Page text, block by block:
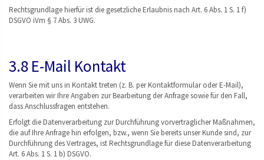
Rechtsgrundlage hierfür ist die gesetzliche Erlaubnis nach Art. 6 Abs. 1 S. 1 f)
DSGVO iVm § 7 Abs. 3 UWG.
3.8 E-Mail Kontakt
Wenn Sie mit uns in Kontakt treten (z. B. per Kontaktformular oder E-Mail),
verarbeiten wir Ihre Angaben zur Bearbeitung der Anfrage sowie für den Fall,
dass Anschlussfragen entstehen.
Erfolgt die Datenverarbeitung zur Durchführung vorvertraglicher Maßnahmen,
die auf Ihre Anfrage hin erfolgen, bzw., wenn Sie bereits unser Kunde sind, zur
Durchführung des Vertrages, ist Rechtsgrundlage für diese Datenverarbeitung
Art. 6 Abs. 1 S. 1 b) DSGVO.